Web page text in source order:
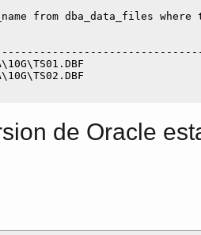
from dba_data_files where
de Oracle